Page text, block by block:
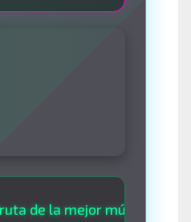
mejor música las 24